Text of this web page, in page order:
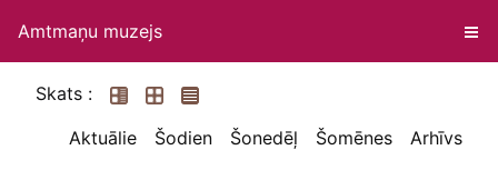
Amtmaņu muzejs
Skats :
Aktuālie
Šodien Šonedēļ Šomēnes Arhīvs